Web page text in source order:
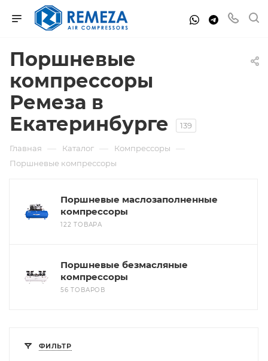
Поршневые
компрессоры
Ремеза в
Екатеринбурге
139
Главная — Каталог — Компрессоры —
Поршневые компрессоры
Поршневые маслозаполненные
компрессоры
122 ТОВАРА
Поршневые безмасляные
компрессоры
56 ТОВАРОВ
ФИЛЬТР